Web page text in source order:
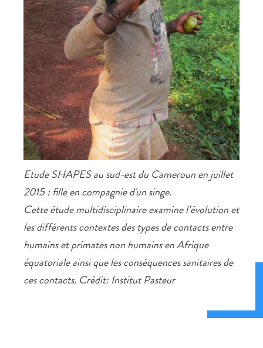
Etude SHAPES au sud-est du Cameroun en juillet
2015 : fille en compagnie d'un singe.
Cette étude multidisciplinaire examine l’évolution et
les différents contextes des types de contacts entre
humains et primates non humains en Afrique
équatoriale ainsi que les conséquences sanitaires de
ces contacts. Crédit: Institut Pasteur